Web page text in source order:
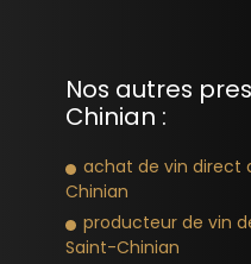
Nos autres
Chinian :
achat de vin direct
Chinian
producteur de vin
Saint-Chinian